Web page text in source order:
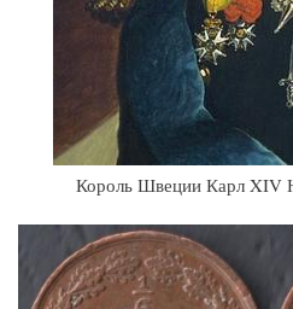
Король Швеции Карл XIV